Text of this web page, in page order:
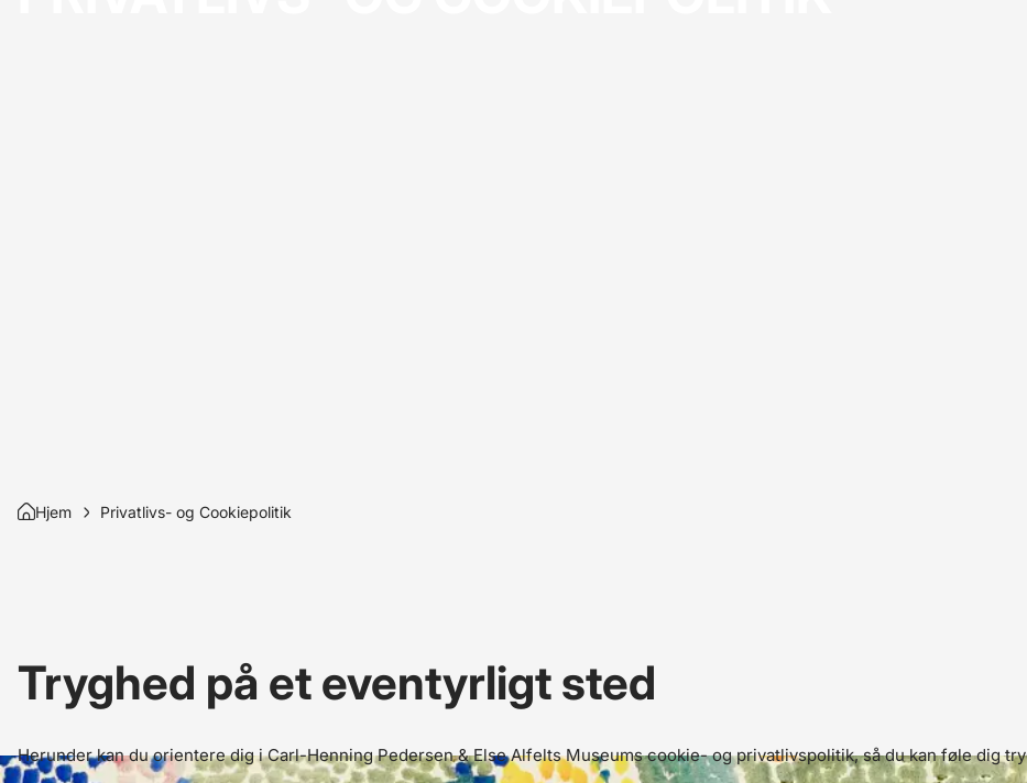
Hjem Privatlivs- og Cookiepolitik
Tryghed på et eventyrligt sted
Herunder kan du orientere dig i Carl-Henning Pedersen & Else Alfelts Museums cookie- og privatlivspolitik, så du kan føle dig